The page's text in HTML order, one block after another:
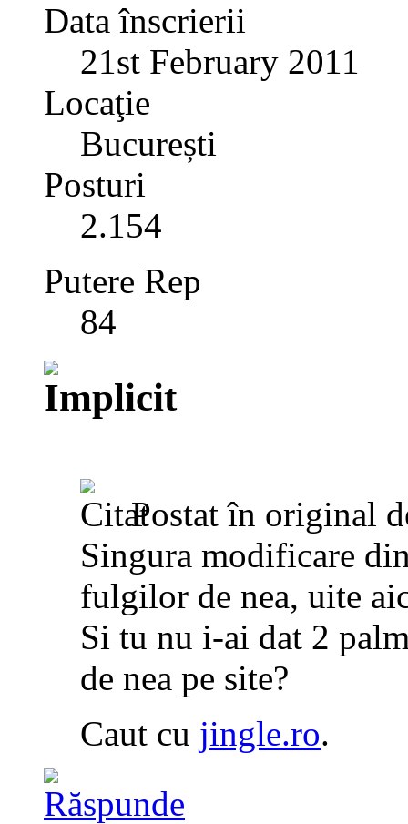
Data înscrierii
21st February 2011
Locaţie
București
Posturi
2.154
Putere Rep
84
Postat în original
Singura modificare
fulgilor de nea, uite
Si tu nu i-ai dat 2
de nea pe site?
Caut cu jingle.ro.